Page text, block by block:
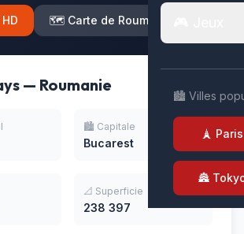
🏙️ Villes
🗼 Paris
🏯
🗺️ Carte de Roumanie
— Roumanie
🏙️ Capitale
Bucarest
📐 Superficie
238 397